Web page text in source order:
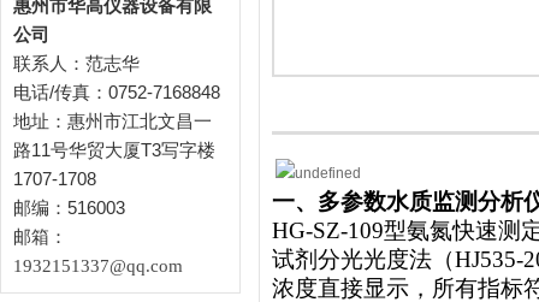
惠州市华高仪器设备有限
公司
联系人：范志华
电话/传真：0752-7168848
地址：惠州市江北文昌一
路11号华贸大厦T3写字楼
1707-1708
邮编：516003
邮箱：
1932151337@qq.com
一、 多参数水质监测分析
HG-SZ-109型氨氮快速测
试剂分光光度法（HJ535-
浓度直接显示，所有指标